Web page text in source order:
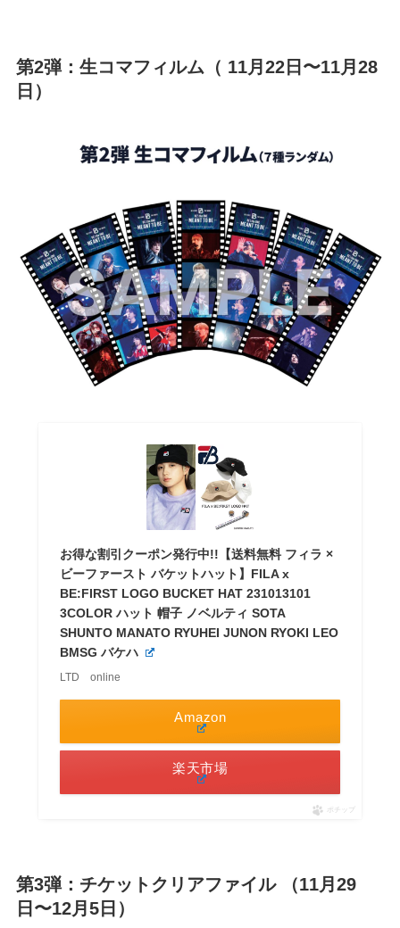
第2弾：生コマフィルム（ 11月22日〜11月28
日）
お得な割引クーポン発行中!!【送料無料 フィラ ×
ビーファースト バケットハット】FILA x
BE:FIRST LOGO BUCKET HAT 231013101
3COLOR ハット 帽子 ノベルティ SOTA
SHUNTO MANATO RYUHEI JUNON RYOKI LEO
BMSG バケハ
LTD online
Amazon
楽天市場
ポチップ
第3弾：チケットクリアファイル （11月29
日〜12月5日）